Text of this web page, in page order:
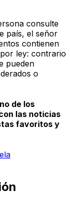
consulte
país, el señor
contienen
ley: contrario
pueden
o
de los
las noticias
favoritos y